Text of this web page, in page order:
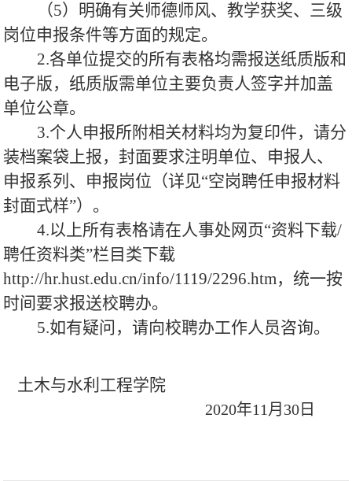
（5）明确有关师德师风、教学获奖、三级
岗位申报条件等方面的规定。
2.各单位提交的所有表格均需报送纸质版和
电子版，纸质版需单位主要负责人签字并加盖
单位公章。
3.个人申报所附相关材料均为复印件，请分
装档案袋上报，封面要求注明单位、申报人、
申报系列、申报岗位（详见“空岗聘任申报材料
封面式样”）。
4.以上所有表格请在人事处网页“资料下载/
聘任资料类”栏目类下载
http://hr.hust.edu.cn/info/1119/2296.htm，统一按
时间要求报送校聘办。
5.如有疑问，请向校聘办工作人员咨询。
土木与水利工程学院
2020年11月30日